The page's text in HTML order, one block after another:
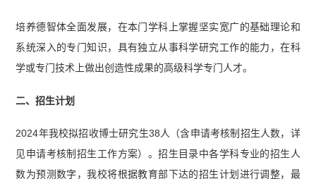
培养德智体全面发展，在本门学科上掌握坚实宽广的基础理论和
系统深入的专门知识，具有独立从事科学研究工作的能力，在科
学或专门技术上做出创造性成果的高级科学专门人才。
二、招生计划
2024年我校拟招收博士研究生38人（含申请考核制招生人数，详
见申请考核制招生工作方案）。招生目录中各学科专业的招生人
数为预测数字，我校将根据教育部下达的招生计划进行调整，最